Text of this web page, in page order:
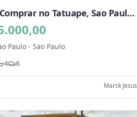
no Tatuape, Sao Paulo
Paulo - Sao Paulo
4 6
Marck Jesus